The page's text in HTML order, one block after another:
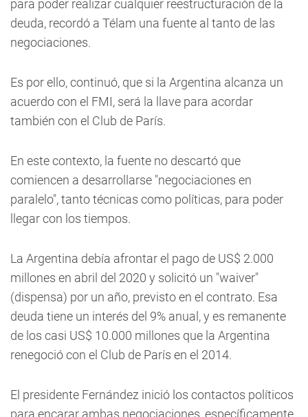
para poder realizar cualquier reestructuración de la
deuda, recordó a Télam una fuente al tanto de las
negociaciones.
Es por ello, continuó, que si la Argentina alcanza un
acuerdo con el FMI, será la llave para acordar
también con el Club de París.
En este contexto, la fuente no descartó que
comiencen a desarrollarse "negociaciones en
paralelo", tanto técnicas como políticas, para poder
llegar con los tiempos.
La Argentina debía afrontar el pago de US$ 2.000
millones en abril del 2020 y solicitó un "waiver"
(dispensa) por un año, previsto en el contrato. Esa
deuda tiene un interés del 9% anual, y es remanente
de los casi US$ 10.000 millones que la Argentina
renegoció con el Club de París en el 2014.
El presidente Fernández inició los contactos políticos
para encarar ambas negociaciones, específicamente